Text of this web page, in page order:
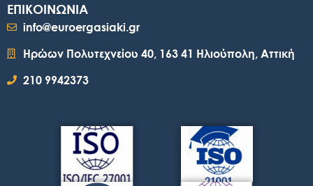
ΕΠΙΚΟΙΝΩΝΙΑ
info@euroergasiaki.gr
Ηρώων Πολυτεχνείου 40, 163 41 Ηλιούπολη, Αττική
210 9942373